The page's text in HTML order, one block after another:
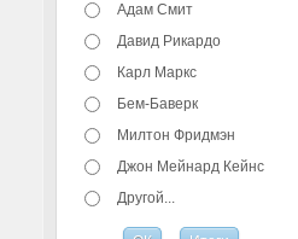
Адам Смит
Давид Рикардо
Карл Маркс
Бем-Баверк
Милтон Фридмэн
Джон Мейнард Кейнс
Другой...